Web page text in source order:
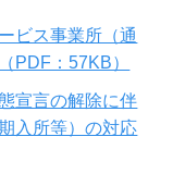
ビス事業所（通
PDF：57KB）
宣言の解除に伴
入所等）の対応